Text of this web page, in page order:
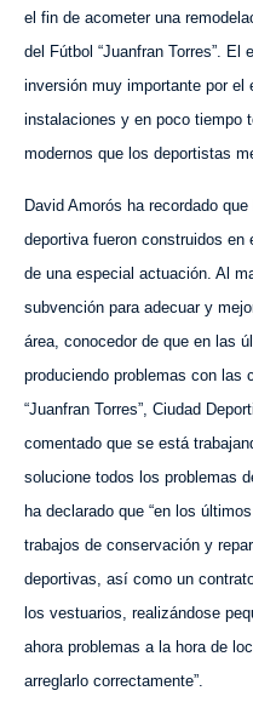
el fin de acometer una
del Fútbol “Juanfran Torres”. El
inversión muy importante por el
instalaciones y en poco tiempo
modernos que los deportistas
David Amorós ha recordado
deportiva fueron construidos en
de una especial actuación. Al
subvención para adecuar y
área, conocedor de que en las
produciendo problemas con las
“Juanfran Torres”, Ciudad
comentado que se está
solucione todos los problemas
ha declarado que “en los
trabajos de conservación y
deportivas, así como un
los vestuarios, realizándose
ahora problemas a la hora de
arreglarlo correctamente”.